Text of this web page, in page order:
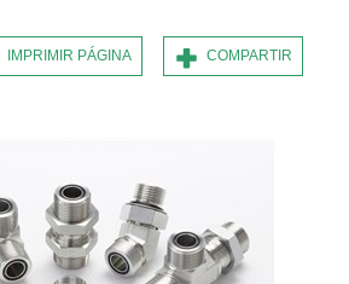
COMPARTIR
IMPRIMIR PÁGINA